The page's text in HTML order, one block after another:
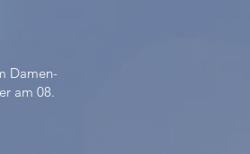
Damen-
am 08.